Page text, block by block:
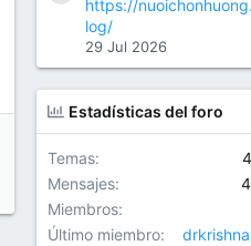
m
https://
log/
29 Jul 2026
Estadísticas del foro
Temas
Mensajes
Miembros
Último miembro